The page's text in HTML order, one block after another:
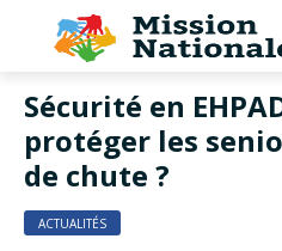
Sécurité en
protéger les
de chute ?
ACTUALITÉS